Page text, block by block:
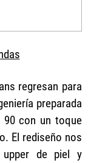
regresan para
preparada
con un toque
El rediseño nos
de piel y